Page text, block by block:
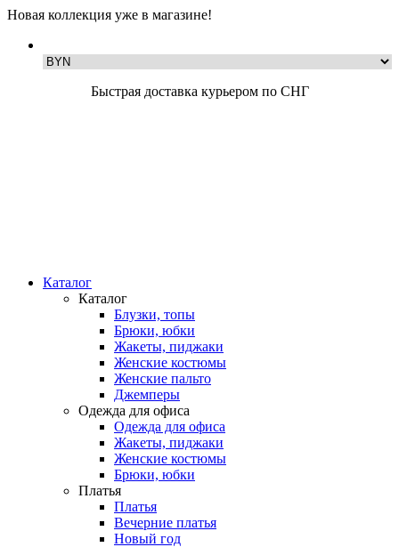
Новая коллекция уже в магазине!
Быстрая доставка курьером по СНГ
Каталог
Каталог
Блузки, топы
Брюки, юбки
Жакеты, пиджаки
Женские костюмы
Женские пальто
Джемперы
Одежда для офиса
Одежда для офиса
Жакеты, пиджаки
Женские костюмы
Брюки, юбки
Платья
Платья
Вечерние платья
Новый год